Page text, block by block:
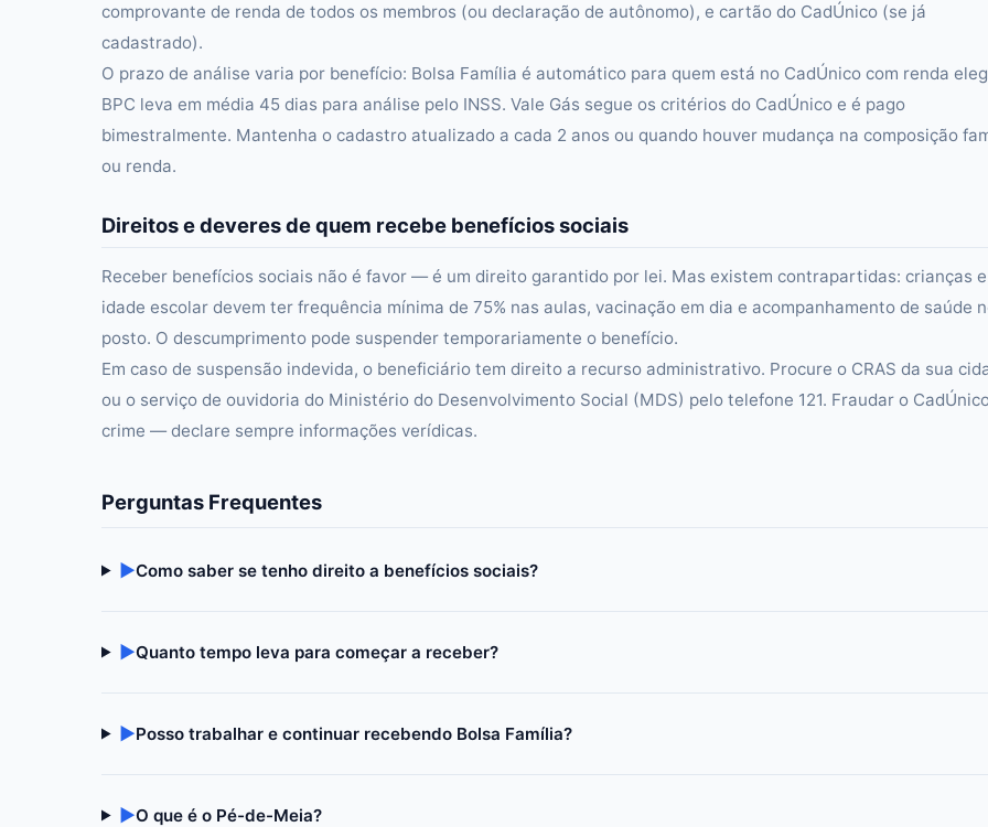
comprovante de renda de todos os membros (ou declaração de autônomo), e cartão do CadÚnico (se já
cadastrado).
O prazo de análise varia por benefício: Bolsa Família é automático para quem está no CadÚnico com renda
BPC leva em média 45 dias para análise pelo INSS. Vale Gás segue os critérios do CadÚnico e é pago
bimestralmente. Mantenha o cadastro atualizado a cada 2 anos ou quando houver mudança na composição
ou renda.
Direitos e deveres de quem recebe benefícios sociais
Receber benefícios sociais não é favor — é um direito garantido por lei. Mas existem contrapartidas: crianças
idade escolar devem ter frequência mínima de 75% nas aulas, vacinação em dia e acompanhamento de saúde
posto. O descumprimento pode suspender temporariamente o benefício.
Em caso de suspensão indevida, o beneficiário tem direito a recurso administrativo. Procure o CRAS da sua
ou o serviço de ouvidoria do Ministério do Desenvolvimento Social (MDS) pelo telefone 121. Fraudar o
crime — declare sempre informações verídicas.
Perguntas Frequentes
▶Como saber se tenho direito a benefícios sociais?
▶Quanto tempo leva para começar a receber?
▶Posso trabalhar e continuar recebendo Bolsa Família?
▶O que é o Pé-de-Meia?